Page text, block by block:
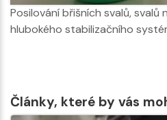
Posilování břišních svalů, svalů
hlubokého stabilizačního
Články, které by vás